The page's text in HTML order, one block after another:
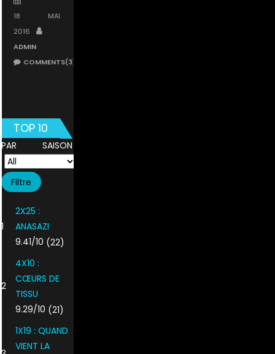
18 MAI
2016
ADMIN
COMMENTS(3)
TOP 10
PAR SAISON
1
2X25 :
ANASAZI
9.41/10 (22)
2
4X10 :
CŒURS DE
TISSU
9.29/10 (21)
1X19 : QUAND
VIENT LA